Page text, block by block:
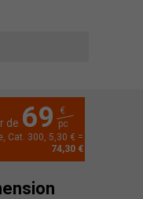
de 69
€
pc
Cat. 300, 5,30 € =
74,30 €